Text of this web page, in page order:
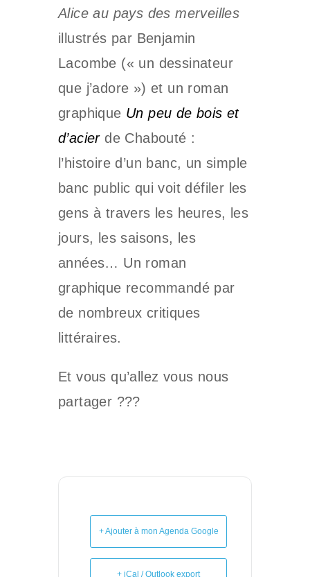
Alice au pays des merveilles
illustrés par Benjamin
Lacombe (« un dessinateur
que j’adore ») et un roman
graphique Un peu de bois et
d’acierde Chabouté :
l’histoire d’un banc, un simple
banc public qui voit défiler les
gens à travers les heures, les
jours, les saisons, les
années… Un roman
graphique recommandé par
de nombreux critiques
littéraires.
Et vous qu’allez vous nous
partager ???
+ Ajouter à mon Agenda Google
+ iCal / Outlook export